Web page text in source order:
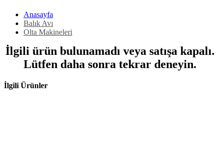
Anasayfa
Balık Avı
Olta Makineleri
İlgili ürün bulunamadı veya satışa kapalı.
Lütfen daha sonra tekrar deneyin.
İlgili Ürünler